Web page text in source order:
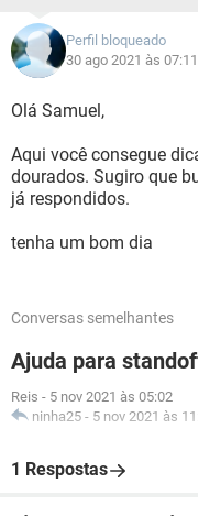
Perfil bloqueado
30 ago 2021 às 07:11
Olá Samuel,
Aqui você consegue
dourados. Sugiro que
já respondidos.
tenha um bom dia
Conversas semelhantes
Ajuda para
Reis - 5 nov 2021 às 05:02
ninha25 - 5 nov 2021 às
1 Respostas